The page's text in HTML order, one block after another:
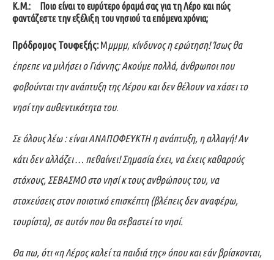
Κ.Μ.:
Ποιο είναι το ευρύτερο όραμά σας για τη Λέρο και πώς
φαντάζεστε την εξέλιξη του νησιού τα επόμενα χρόνια;
Πρόδρομος Τουφεξής:Μμμμμ, κίνδυνος η ερώτηση! Ίσως θα
έπρεπε να μιλήσει ο Γιάννης; Aκούμε πολλά, άνθρωποι που
φοβούνται την ανάπτυξη της Λέρου και δεν θέλουν να χάσει το
νησί την αυθεντικότητα του.
Σε όλους λέω : είναι ΑΝΑΠΟΦΕΥΚΤΗ η ανάπτυξη, η αλλαγή! Αν
κάτι δεν αλλάζει … πεθαίνει! Σημασία έχει, να έχεις καθαρούς
στόχους, ΣΕΒΑΣΜΟ στο νησί κ τους ανθρώπους του, να
στοχεύσεις στον ποιοτικό επισκέπτη (βλέπεις δεν αναφέρω,
τουρίστα), σε αυτόν που θα σεβαστεί το νησί.
Θα πω, ότι «η Λέρος καλεί τα παιδιά της» όπου και εάν βρίσκονται,